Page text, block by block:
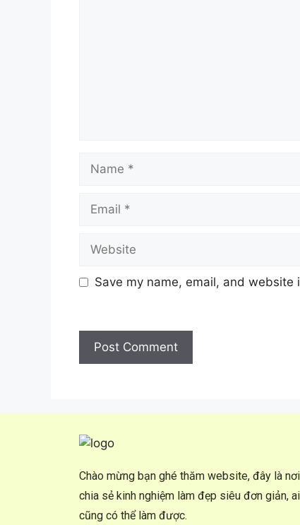
Save my name, email, and
Chào mừng bạn ghé thăm website, đây là nơi
chia sẻ kinh nghiệm làm đẹp siêu đơn giản, ai
cũng có thể làm được.